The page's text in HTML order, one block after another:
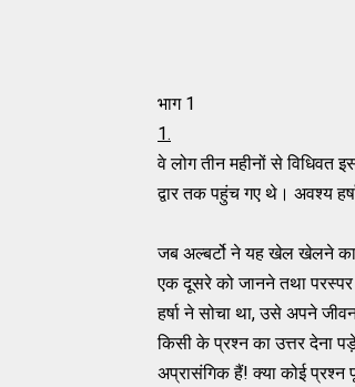
भाग 1
1.
वे लोग तीन महीनों से
द्वार तक पहुंच गए थे। अवश्य
जब अल्बर्टो ने यह खेल खेलने का
एक दूसरे को जानने तथा
हर्षा ने सोचा था, उसे अपने
किसी के प्रश्न का उत्तर देना
अप्रासंगिक हैं! क्या कोई